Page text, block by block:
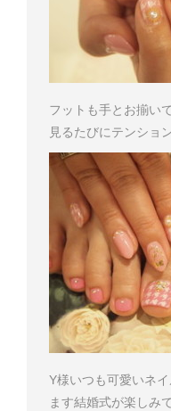
フットも手とお揃い
見るたびにテンショ
Y様いつも可愛いネ
ます結婚式が楽しみ